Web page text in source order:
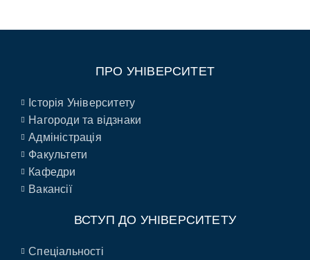
ПРО УНІВЕРСИТЕТ
Історія Університету
Нагороди та відзнаки
Адміністрація
Факультети
Кафедри
Вакансії
ВСТУП ДО УНІВЕРСИТЕТУ
Спеціальності